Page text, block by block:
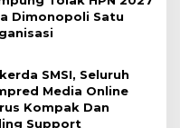
Dimonopoli Satu
SMSI, Seluruh
Media Online
Kompak Dan
Support